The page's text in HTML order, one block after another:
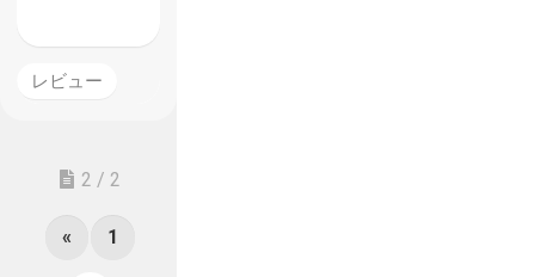
レビュー
2 / 2
« 1